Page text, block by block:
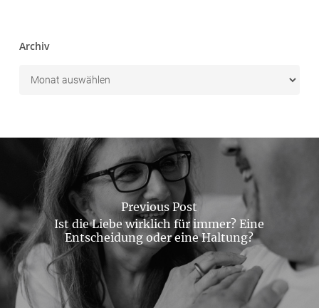
Archiv
Previous Post
Ist die Liebe wirklich für immer? Eine
Entscheidung oder eine Haltung?